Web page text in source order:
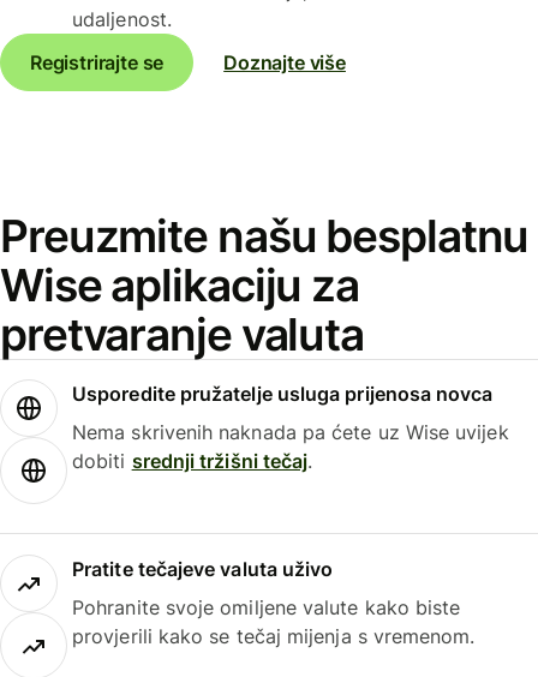
udaljenost.
Registrirajte se
Doznajte više
Preuzmite našu besplatnu
Wise aplikaciju za
pretvaranje valuta
Usporedite pružatelje usluga prijenosa novca
Nema skrivenih naknada pa ćete uz Wise uvijek
dobiti srednji tržišni tečaj.
Pratite tečajeve valuta uživo
Pohranite svoje omiljene valute kako biste
provjerili kako se tečaj mijenja s vremenom.